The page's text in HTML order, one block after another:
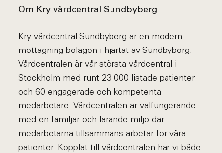
Om Kry vårdcentral Sundbyberg
Kry vårdcentral Sundbyberg är en modern
mottagning belägen i hjärtat av Sundbyberg.
Vårdcentralen är vår största vårdcentral i
Stockholm med runt 23 000 listade patienter
och 60 engagerade och kompetenta
medarbetare. Vårdcentralen är välfungerande
med en familjär och lärande miljö där
medarbetarna tillsammans arbetar för våra
patienter. Kopplat till vårdcentralen har vi både